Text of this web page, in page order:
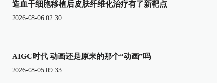
造血干细胞移植后皮肤纤维化治疗有了新靶点
2026-08-06 02:30
AIGC时代 动画还是原来的那个“动画”吗
2026-08-05 09:33